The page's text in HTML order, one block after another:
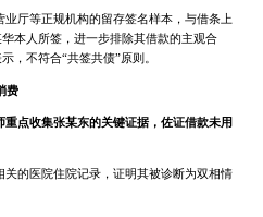
业厅等正规机构的留存签名样本，与借条上
本人所签，进一步排除其借款的主观合
，不符合“共签共债”原则。
费
重点收集张某东的关键证据，佐证借款未用
关的医院住院记录，证明其被诊断为双相情